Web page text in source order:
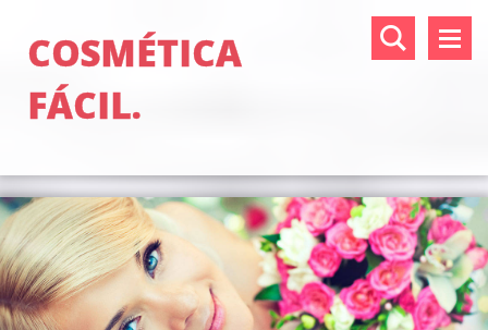
COSMÉTICA
FÁCIL.